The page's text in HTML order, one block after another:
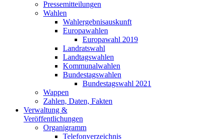
Pressemitteilungen
Wahlen
Wahlergebnisauskunft
Europawahlen
Europawahl 2019
Landratswahl
Landtagswahlen
Kommunalwahlen
Bundestagswahlen
Bundestagswahl 2021
Wappen
Zahlen, Daten, Fakten
Verwaltung &
Veröffentlichungen
Organigramm
Telefonverzeichnis